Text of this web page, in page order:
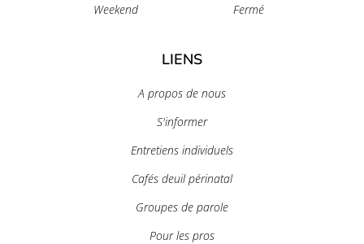
Weekend
Fermé
LIENS
A propos de nous
S'informer
Entretiens individuels
Cafés deuil périnatal
Groupes de parole
Pour les pros